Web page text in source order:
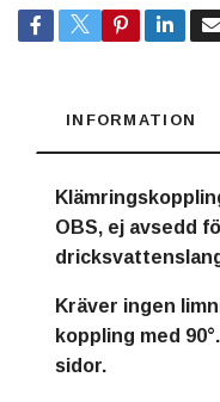
INFORMATION
OBS, ej avsedd
Kräver ingen
koppling med
sidor.